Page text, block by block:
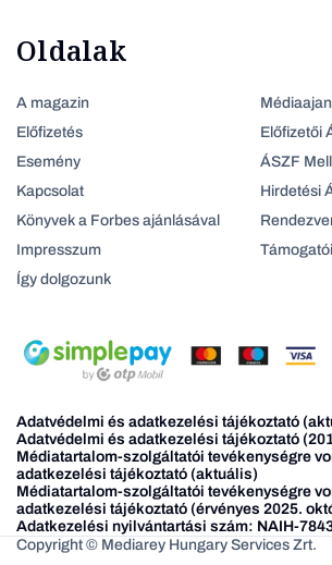
Oldalak
A magazin
Előfizetés
Esemény
Kapcsolat
Könyvek a Forbes ajánlásával
Impresszum
Így dolgozunk
Előfizetői
ÁSZF
Hirdetési
Adatvédelmi és adatkezelési tájékoztató
Adatvédelmi és adatkezelési tájékoztató
Médiatartalom-szolgáltatói tevékenységre
adatkezelési tájékoztató (aktuális)
Médiatartalom-szolgáltatói tevékenységre
adatkezelési tájékoztató (érvényes 2025.
Adatkezelési nyilvántartási szám: NAIH-
Copyright © Mediarey Hungary Services Zrt.